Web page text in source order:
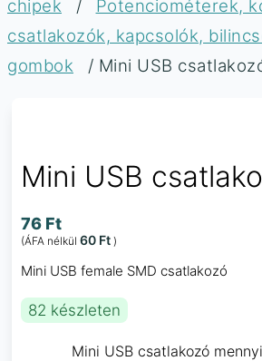
chipek
/
Potenciométerek,
csatlakozók, kapcsolók,
gombok
/ Mini USB
Mini USB
76 Ft
(ÁFA nélkül 60 Ft )
Mini USB female SMD csatlakozó
82 készleten
Mini USB csatlakozó